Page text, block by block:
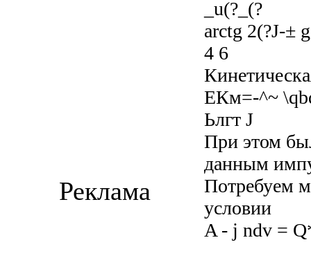
_u(?_(?
arctg 2(?J-±
4 6
ЕКм=-^~
Ьлгт J
При этом
данным
Потребуем
условии
A - j ndv =
Реклама